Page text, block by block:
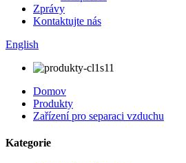
Zprávy
Kontaktujte nás
English
Domov
Produkty
Zařízení pro separaci vzduchu
Kategorie